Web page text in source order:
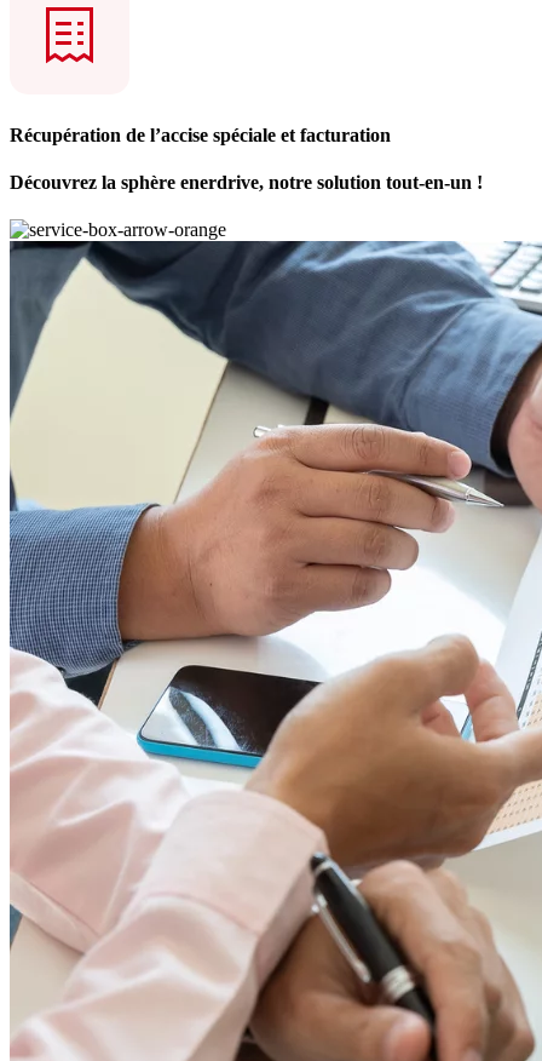
Récupération de l’accise spéciale et facturation
Découvrez la sphère enerdrive, notre solution tout-en-un !